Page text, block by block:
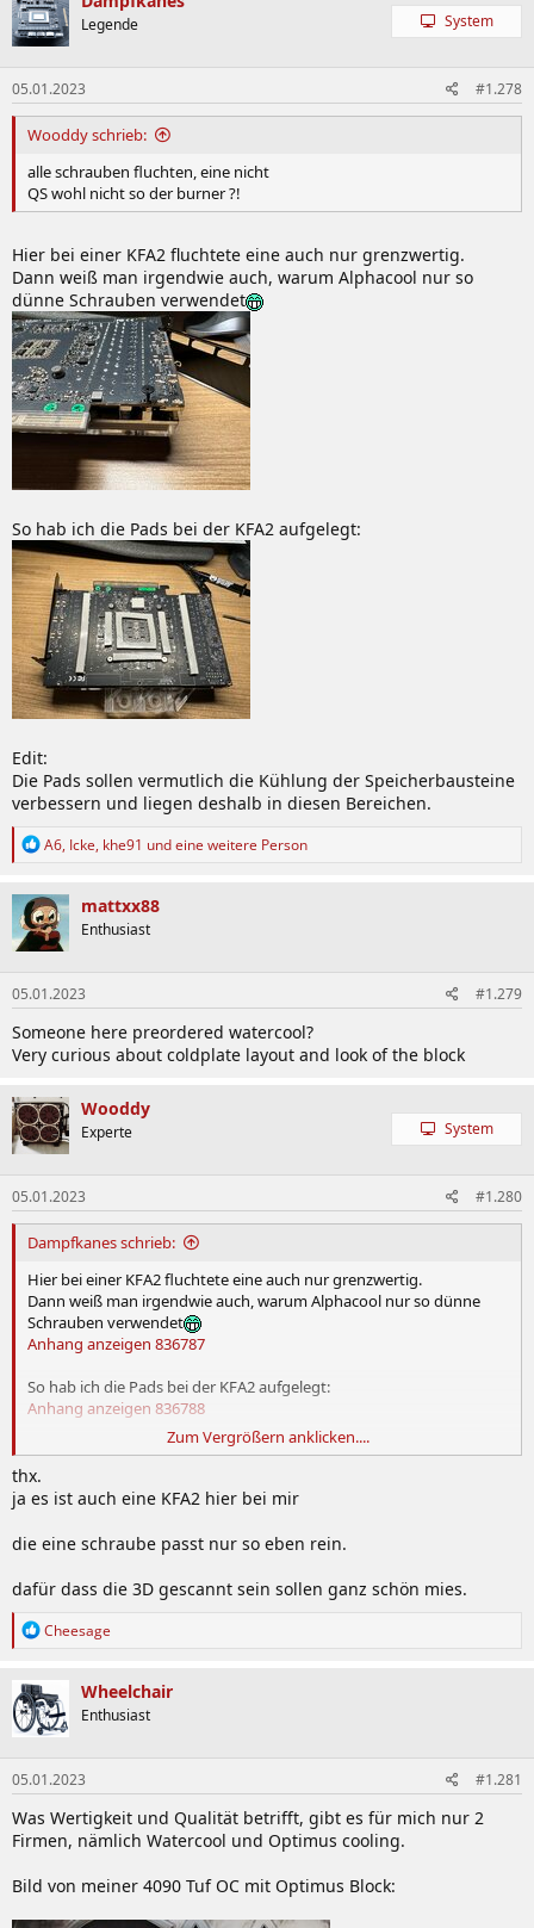
Legende System
05.01.2023 #1.278
Wooddy schrieb:
alle schrauben fluchten, eine nicht
QS wohl nicht so der burner ?!
Hier bei einer KFA2 fluchtete eine auch nur grenzwertig.
Dann weiß man irgendwie auch, warum Alphacool nur so
dünne Schrauben verwendet
So hab ich die Pads bei der KFA2 aufgelegt:
Edit:
Die Pads sollen vermutlich die Kühlung der Speicherbausteine
verbessern und liegen deshalb in diesen Bereichen.
R
k
t
i
o
n
e
n
:
A6, Icke, khe91 und eine weitere Person
mattxx88
Enthusiast
05.01.2023 #1.279
Someone here preordered watercool?
Very curious about coldplate layout and look of the block
Wooddy
Experte System
05.01.2023 #1.280
Dampfkanes schrieb:
Hier bei einer KFA2 fluchtete eine auch nur grenzwertig.
Dann weiß man irgendwie auch, warum Alphacool nur so dünne
Schrauben verwendet
Anhang anzeigen 836787
So hab ich die Pads bei der KFA2 aufgelegt:
Anhang anzeigen 836788
Edit:
Die Pads sollen vermutlich die Kühlung der Speicherbausteine
verbessern und liegen deshalb in diesen Bereichen.
Zum Vergrößern anklicken....
thx.
ja es ist auch eine KFA2 hier bei mir
die eine schraube passt nur so eben rein.
dafür dass die 3D gescannt sein sollen ganz schön mies.
R
t
i
o
n
e
n
:
Cheesage
Wheelchair
Enthusiast
05.01.2023 #1.281
Was Wertigkeit und Qualität betrifft, gibt es für mich nur 2
Firmen, nämlich Watercool und Optimus cooling.
Bild von meiner 4090 Tuf OC mit Optimus Block: